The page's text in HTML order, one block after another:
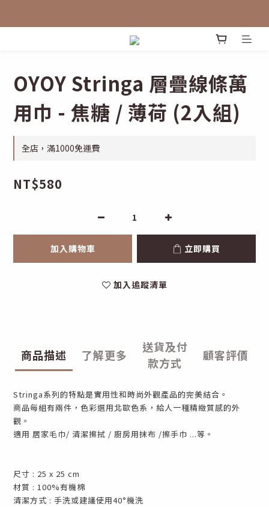
OYOY Stringa 層疊線條萬
用巾 - 焦糖 / 薄荷 (2入組)
全店，滿1000免運費
NT$580
加入購物車 立即購買
加入追蹤清單
商品描述 了解更多
送貨及付
款方式
顧客評價
Stringa系列的特點是實用性和時尚外觀產品的完美結合。
商品每組有兩件，色彩選用北歐色系，給人一種精緻質感的外
觀。
適用 居家毛巾/ 清潔擦拭 / 廚房用抹布 /擦手巾 ...等。
尺寸 : 25 x 25 cm
材質 : 100%有機棉
清潔方式 : 手洗或建議使用40°機洗